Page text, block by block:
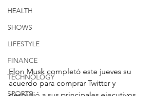
HEALTH
SHOWS
LIFESTYLE
FINANCE
TECHNOLOGY
SPORTS
Elon Musk completó este jueves su
acuerdo para comprar Twitter y